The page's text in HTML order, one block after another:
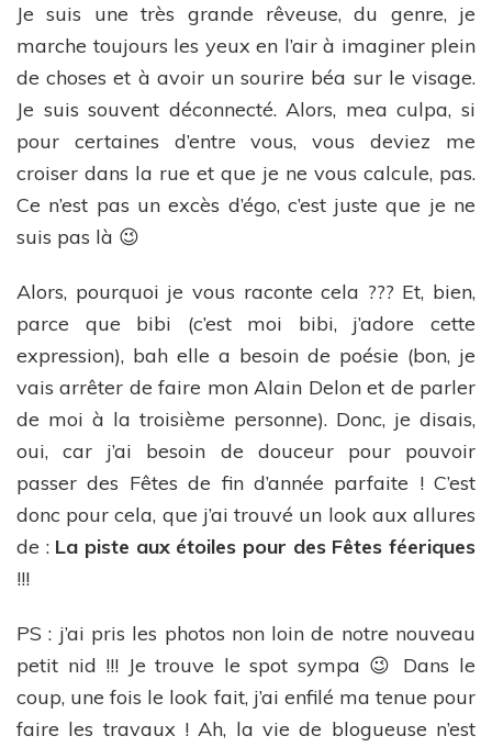
Je suis une très grande rêveuse, du genre, je
marche toujours les yeux en l’air à imaginer plein
de choses et à avoir un sourire béa sur le visage.
Je suis souvent déconnecté. Alors, mea culpa, si
pour certaines d’entre vous, vous deviez me
croiser dans la rue et que je ne vous calcule, pas.
Ce n’est pas un excès d’égo, c’est juste que je ne
suis pas là 😉
Alors, pourquoi je vous raconte cela ??? Et, bien,
parce que bibi (c’est moi bibi, j’adore cette
expression), bah elle a besoin de poésie (bon, je
vais arrêter de faire mon Alain Delon et de parler
de moi à la troisième personne). Donc, je disais,
oui, car j’ai besoin de douceur pour pouvoir
passer des Fêtes de fin d’année parfaite ! C’est
donc pour cela, que j’ai trouvé un look aux allures
de : La piste aux étoiles pour des Fêtes féeriques
!!!
PS : j’ai pris les photos non loin de notre nouveau
petit nid !!! Je trouve le spot sympa 😉 Dans le
coup, une fois le look fait, j’ai enfilé ma tenue pour
faire les travaux ! Ah, la vie de blogueuse n’est